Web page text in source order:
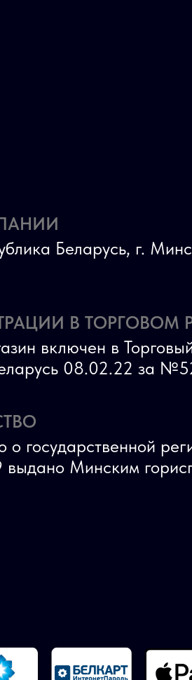
о государственной
Минским
В ТОРГОВОМ
включен в
08.02.22 за
Беларусь, г.